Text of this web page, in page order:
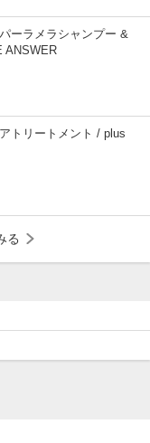
ーラメラシャンプー &
ANSWER
トリートメント / plus
る